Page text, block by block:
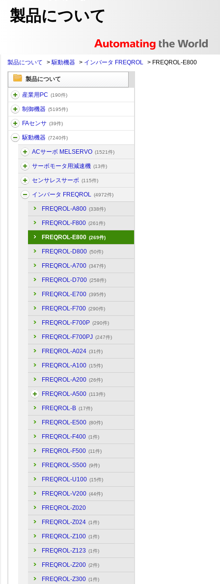
製品について
製品について >駆動機器 > インバータ FREQROL > FREQROL-E800
製品について
産業用PC (190件)
制御機器 (5195件)
FAセンサ (39件)
駆動機器 (7240件)
ACサーボ MELSERVO (1521件)
サーボモータ用減速機 (13件)
センサレスサーボ (115件)
インバータ FREQROL (4972件)
FREQROL-A800 (338件)
FREQROL-F800 (261件)
FREQROL-E800 (269件)
FREQROL-D800 (50件)
FREQROL-A700 (347件)
FREQROL-D700 (258件)
FREQROL-E700 (395件)
FREQROL-F700 (290件)
FREQROL-F700P (290件)
FREQROL-F700PJ (247件)
FREQROL-A024 (31件)
FREQROL-A100 (15件)
FREQROL-A200 (26件)
FREQROL-A500 (113件)
FREQROL-B (17件)
FREQROL-E500 (80件)
FREQROL-F400 (1件)
FREQROL-F500 (11件)
FREQROL-S500 (9件)
FREQROL-U100 (15件)
FREQROL-V200 (44件)
FREQROL-Z020
FREQROL-Z024 (1件)
FREQROL-Z100 (1件)
FREQROL-Z123 (1件)
FREQROL-Z200 (2件)
FREQROL-Z300 (1件)